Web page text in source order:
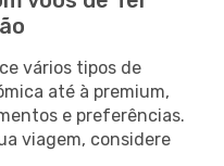
vários tipos de
até à premium,
e preferências.
viagem, considere